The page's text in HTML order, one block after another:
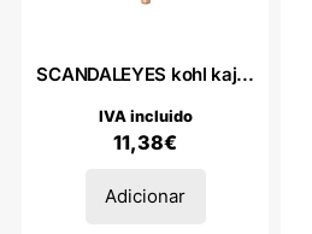
SCANDALEYES kohl kaj...
11,38€
IVA incluido
Adicionar